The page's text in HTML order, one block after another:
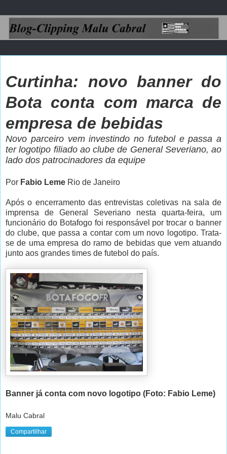
Curtinha: novo banner do
Bota conta com marca de
empresa de bebidas
Novo parceiro vem investindo no futebol e passa a
ter logotipo filiado ao clube de General Severiano, ao
lado dos patrocinadores da equipe
Por Fabio Leme Rio de Janeiro
Após o encerramento das entrevistas coletivas na sala de
imprensa de General Severiano nesta quarta-feira, um
funcionário do Botafogo foi responsável por trocar o banner
do clube, que passa a contar com um novo logotipo. Trata-
se de uma empresa do ramo de bebidas que vem atuando
junto aos grandes times de futebol do país.
Banner já conta com novo logotipo (Foto: Fabio Leme)
Malu Cabral
Compartilhar